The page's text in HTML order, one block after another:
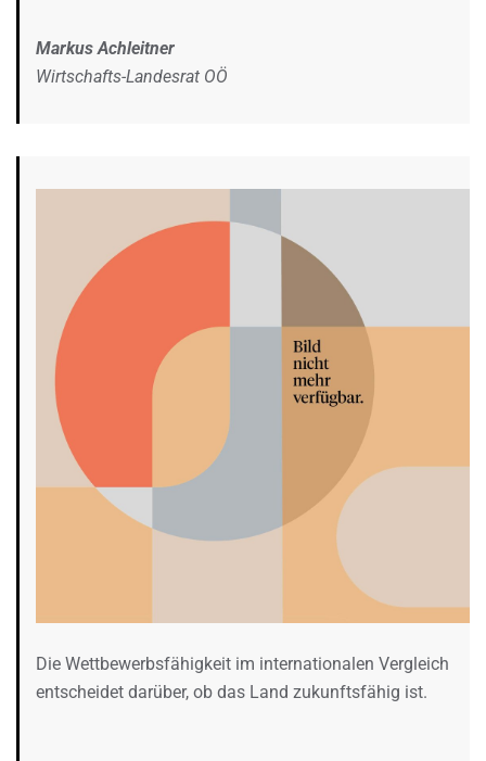
Markus Achleitner
Wirtschafts-Landesrat OÖ
Die Wettbewerbsfähigkeit im internationalen Vergleich
entscheidet darüber, ob das Land zukunftsfähig ist.